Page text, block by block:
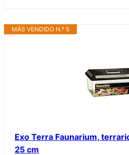
MÁS VENDIDO N.º 5
Exo Terra Faunarium,
25 cm